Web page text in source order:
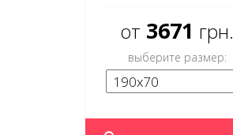
от 3671 грн.
выберите размер: